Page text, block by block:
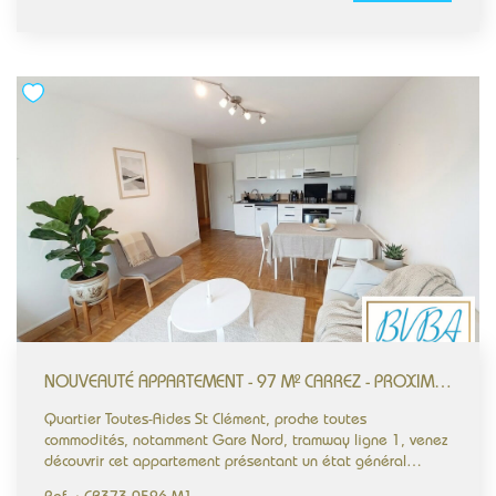
chambre en mezzanine, ainsi qu'une salle d'eau avec WC. Le
chauffage et l'eau chaude sanitaire sont individualisés. Une
possibilité de stockage pour vélos est également prévue.
Votre projet est notre priorité. BVBA Immobilier - Bien
Vendre Bien Acheter Immobilier Agréée EXPERT Immobilier
par la CEIF bvbaimmobilier.com #Appartementmaison
#Nantesimmobilier #Appartementàvendre
#Petitecopropriété #Prochetoutescommodités #Garenord
#1Chambre #Bvbaimmobilier
NOUVEAUTÉ APPARTEMENT - 97 M² CARREZ - PROXIMITÉ GARE NORD - PROCHE TOUTES COMMODITÉS -
Quartier Toutes-Aides St Clément, proche toutes
commodités, notamment Gare Nord, tramway ligne 1, venez
découvrir cet appartement présentant un état général